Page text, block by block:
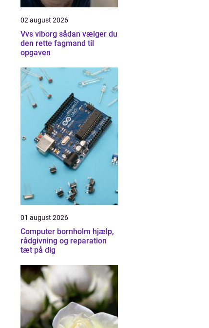
02 august 2026
Vvs viborg sådan vælger du
den rette fagmand til
opgaven
01 august 2026
Computer bornholm hjælp,
rådgivning og reparation
tæt på dig